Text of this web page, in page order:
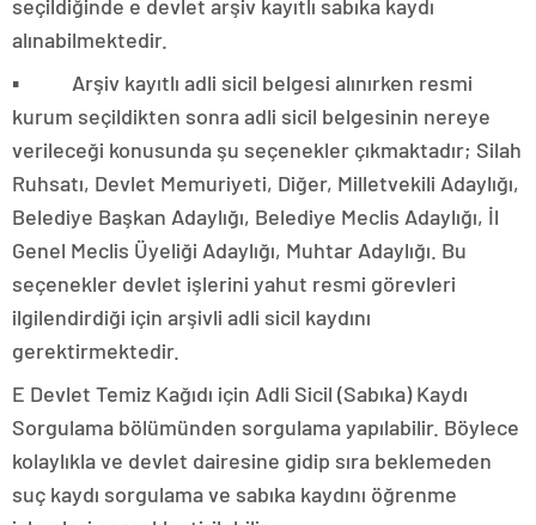
seçildiğinde e devlet arşiv kayıtlı sabıka kaydı
alınabilmektedir.
▪ Arşiv kayıtlı adli sicil belgesi alınırken resmi
kurum seçildikten sonra adli sicil belgesinin nereye
verileceği konusunda şu seçenekler çıkmaktadır; Silah
Ruhsatı, Devlet Memuriyeti, Diğer, Milletvekili Adaylığı,
Belediye Başkan Adaylığı, Belediye Meclis Adaylığı, İl
Genel Meclis Üyeliği Adaylığı, Muhtar Adaylığı. Bu
seçenekler devlet işlerini yahut resmi görevleri
ilgilendirdiği için arşivli adli sicil kaydını
gerektirmektedir.
E Devlet Temiz Kağıdı için Adli Sicil (Sabıka) Kaydı
Sorgulama bölümünden sorgulama yapılabilir. Böylece
kolaylıkla ve devlet dairesine gidip sıra beklemeden
suç kaydı sorgulama ve sabıka kaydını öğrenme